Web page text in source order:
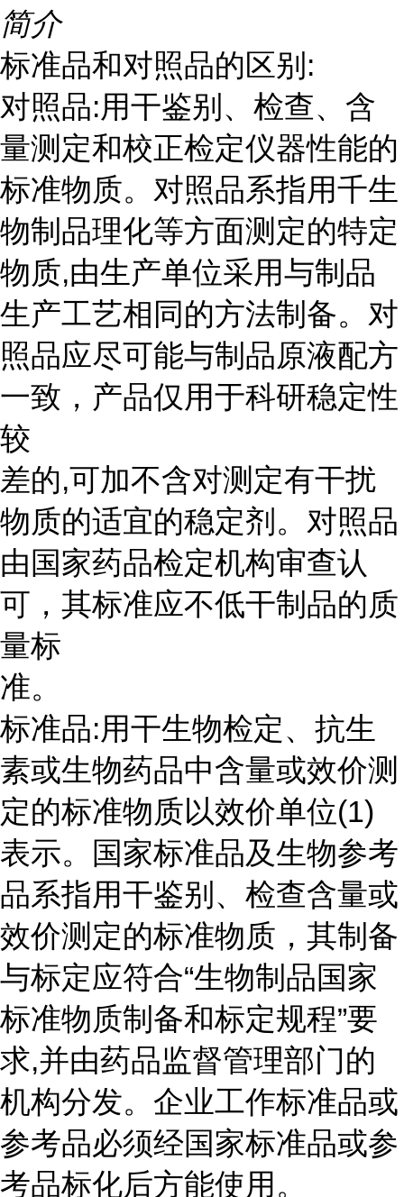
简介
标准品和对照品的区别:
对照品:用干鉴别、检查、含
量测定和校正检定仪器性能的
标准物质。对照品系指用千生
物制品理化等方面测定的特定
物质,由生产单位采用与制品
生产工艺相同的方法制备。对
照品应尽可能与制品原液配方
一致，产品仅用于科研稳定性
较
差的,可加不含对测定有干扰
物质的适宜的稳定剂。对照品
由国家药品检定机构审查认
可，其标准应不低干制品的质
量标
准。
标准品:用干生物检定、抗生
素或生物药品中含量或效价测
定的标准物质以效价单位(1)
表示。国家标准品及生物参考
品系指用干鉴别、检查含量或
效价测定的标准物质，其制备
与标定应符合“生物制品国家
标准物质制备和标定规程”要
求,并由药品监督管理部门的
机构分发。企业工作标准品或
参考品必须经国家标准品或参
考品标化后方能使用。